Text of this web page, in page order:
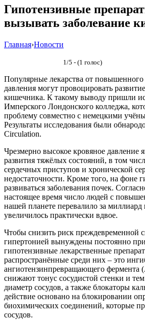
Гипотензивные
вызывать заболевание
Главная›Новости
1/5 - (1 голос)
Популярные лекарства от повышенного
давления могут провоцировать
кишечника. К такому выводу пришли
Имперского Лондонского колледжа,
проблему совместно с немецкими
Результаты исследования были
Circulation.
Чрезмерно высокое кровяное давление
развития тяжёлых состояний, в том
сердечных приступов и хронической
недостаточности. Кроме того, на фоне
развиваться заболевания почек.
настоящее время число людей с
нашей планете перевалило за миллиард
увеличилось практически вдвое.
Чтобы снизить риск преждевременной
гипертонией вынуждены постоянно
гипотензивные лекарственные
распространённые среди них – это
ангиотензинпревращающего
снижают тонус сосудистой стенки и
диаметр сосудов, а также блокаторы
действие основано на блокировании
биохимических соединений, которые
сосудов.